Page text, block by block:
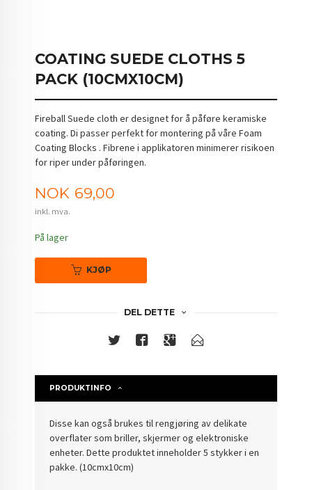
COATING SUEDE CLOTHS 5
PACK (10CMX10CM)
Fireball Suede cloth er designet for å påføre keramiske
coating. Di passer perfekt for montering på våre Foam
Coating Blocks . Fibrene i applikatoren minimerer risikoen
for riper under påføringen.
Pris
NOK 69,00
inkl. mva.
På lager
KJØP
DEL DETTE
PRODUKTINFO
Disse kan også brukes til rengjøring av delikate
overflater som briller, skjermer og elektroniske
enheter. Dette produktet inneholder 5 stykker i en
pakke. (10cmx10cm)